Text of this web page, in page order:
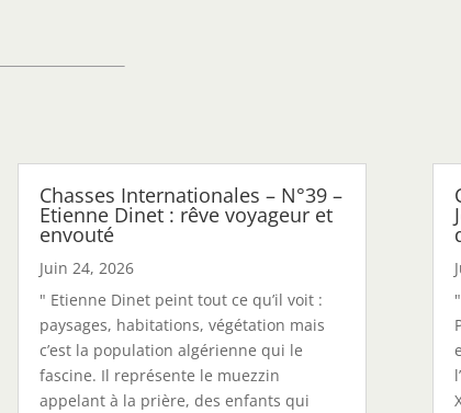
Chasses Internationales – N°39 –
Etienne Dinet : rêve voyageur et
envouté
Juin 24, 2026
" Etienne Dinet peint tout ce qu’il voit :
paysages, habitations, végétation mais
c’est la population algérienne qui le
fascine. Il représente le muezzin
appelant à la prière, des enfants qui